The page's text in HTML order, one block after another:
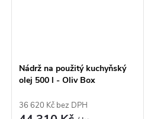
Nádrž na použitý kuchyňský
olej 500 l - Oliv Box
36 620 Kč bez DPH